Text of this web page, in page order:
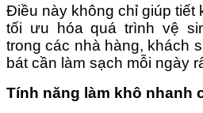
Điều này không chỉ giúp tiết
tối ưu hóa quá trình vệ
trong các nhà hàng, khách
bát cần làm sạch mỗi ngày
Tính năng làm khô nhanh